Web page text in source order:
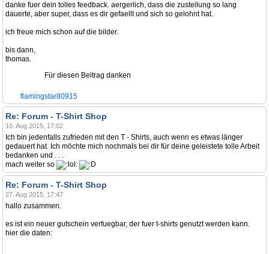
danke fuer dein tolles feedback. aergerlich, dass die zustellung so lang
dauerte, aber super, dass es dir gefaellt und sich so gelohnt hat.
ich freue mich schon auf die bilder.
bis dann,
thomas.
Für diesen Beitrag danken
flamingstar80915
Re: Forum - T-Shirt Shop
10. Aug 2015, 17:02
Ich bin jedenfalls zufrieden mit den T - Shirts, auch wenn es etwas länger
gedauert hat. Ich möchte mich nochmals bei dir für deine geleistete tolle Arbeit
bedanken und . . .
mach weiter so
Re: Forum - T-Shirt Shop
27. Aug 2015, 17:47
hallo zusammen.
es ist ein neuer gutschein verfuegbar, der fuer t-shirts genutzt werden kann.
hier die daten: